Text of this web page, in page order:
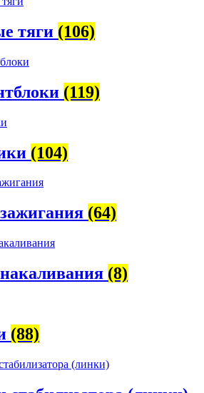
тяги (106)
(119)
(104)
(64)
(8)
(88)